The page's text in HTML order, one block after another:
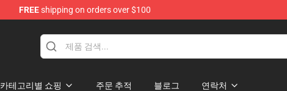
FREEshipping on orders over $100
카테고리별 쇼핑 주문 추적 블로그 연락처